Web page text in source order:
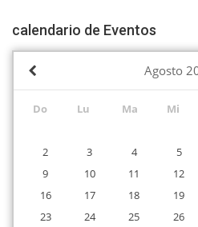
calendario de Eventos
Agosto
Do Lu Ma Mi
2
3 4 5
9
10 11 12
16
17 18 19
23
24 25 26